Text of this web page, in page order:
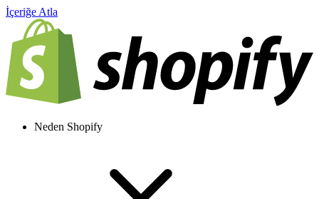
İçeriğe Atla
Neden Shopify